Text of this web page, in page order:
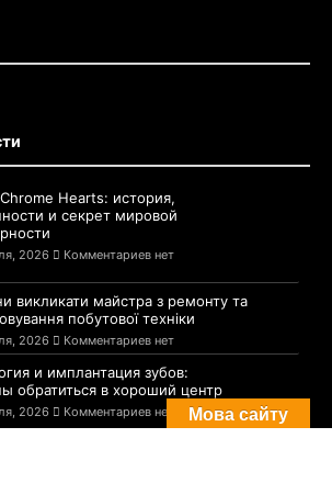
Hearts: история,
и секрет мировой
2026 Комментариев нет
викликати майстра з ремонту та
побутової техніки
2026 Комментариев нет
и имплантация зубов:
обратиться в хороший центр
2026 Комментариев нет Мова сайту